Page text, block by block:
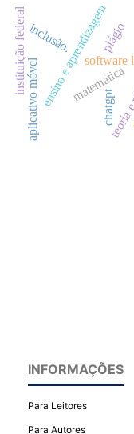
plágio
software
ensino e aprendizagem
inclusão.
matemática
chatgpt
aplicativo móvel
instituição federal
INFORMAÇÕES
Para Leitores
Para Autores